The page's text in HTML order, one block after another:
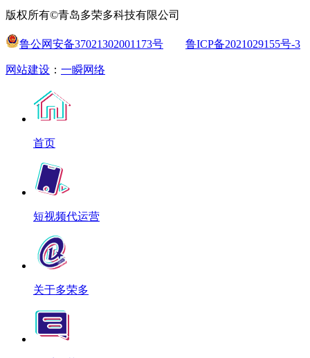
版权所有©青岛多荣多科技有限公司
鲁公网安备37021302001173号 鲁ICP备2021029155号-3
网站建设 ： 一瞬网络
首页
短视频代运营
关于多荣多